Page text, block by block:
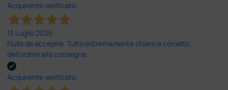
Acquirente verificato
13 Luglio 2026
Nulla da eccepire. Tutto estremamente chiaro e corretto,
dall’ordine alla consegna.
Acquirente verificato